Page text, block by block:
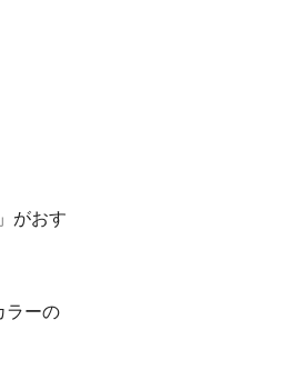
がおす
ラーの